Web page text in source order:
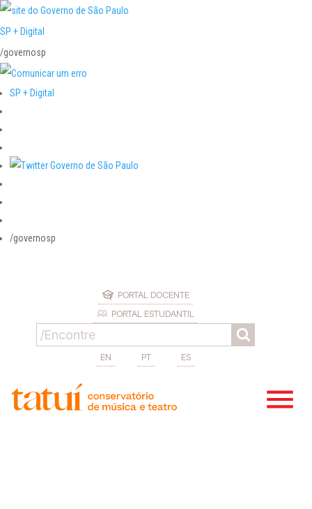
SP + Digital
/governosp
SP + Digital
/governosp
PORTAL DOCENTE
PORTAL ESTUDANTIL
EN PT ES